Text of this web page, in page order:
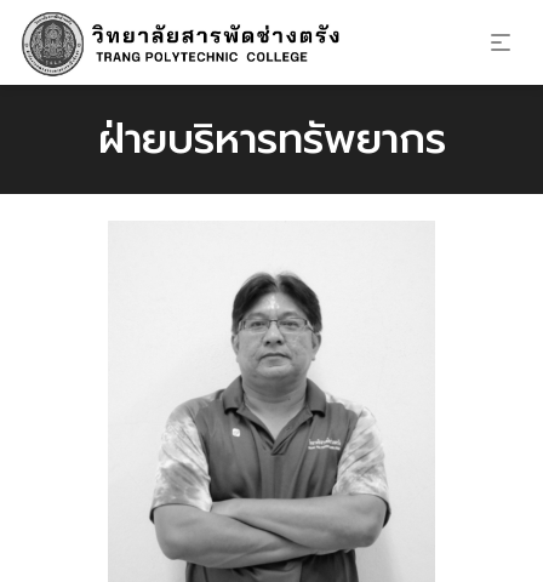
ฝ่ายบริหารทรัพยากร